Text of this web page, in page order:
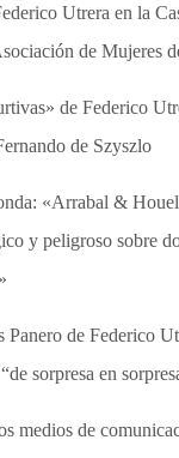
Utrera en la
de Mujeres
de Federico
de Szyszlo
«Arrabal &
y peligroso sobre
Panero de Federico
sorpresa en
medios de